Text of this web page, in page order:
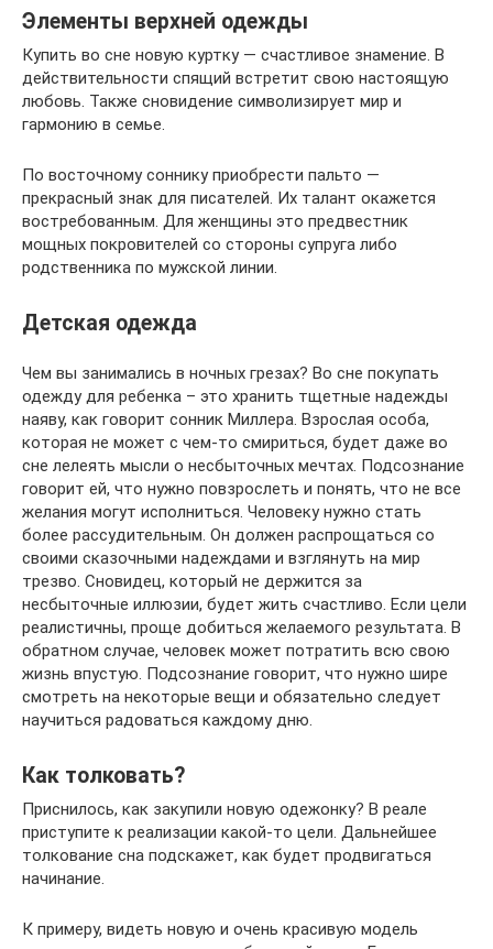
Элементы верхней одежды
Купить во сне новую куртку — счастливое знамение. В
действительности спящий встретит свою настоящую
любовь. Также сновидение символизирует мир и
гармонию в семье.
По восточному соннику приобрести пальто —
прекрасный знак для писателей. Их талант окажется
востребованным. Для женщины это предвестник
мощных покровителей со стороны супруга либо
родственника по мужской линии.
Детская одежда
Чем вы занимались в ночных грезах? Во сне покупать
одежду для ребенка – это хранить тщетные надежды
наяву, как говорит сонник Миллера. Взрослая особа,
которая не может с чем-то смириться, будет даже во
сне лелеять мысли о несбыточных мечтах. Подсознание
говорит ей, что нужно повзрослеть и понять, что не все
желания могут исполниться. Человеку нужно стать
более рассудительным. Он должен распрощаться со
своими сказочными надеждами и взглянуть на мир
трезво. Сновидец, который не держится за
несбыточные иллюзии, будет жить счастливо. Если цели
реалистичны, проще добиться желаемого результата. В
обратном случае, человек может потратить всю свою
жизнь впустую. Подсознание говорит, что нужно шире
смотреть на некоторые вещи и обязательно следует
научиться радоваться каждому дню.
Как толковать?
Приснилось, как закупили новую одежонку? В реале
приступите к реализации какой-то цели. Дальнейшее
толкование сна подскажет, как будет продвигаться
начинание.
К примеру, видеть новую и очень красивую модель